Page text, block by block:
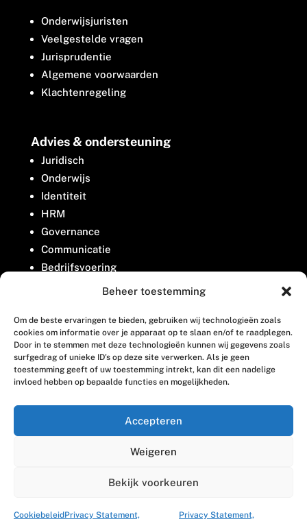
Beheer toestemming
Om de beste ervaringen te bieden, gebruiken wij technologieën zoals
cookies om informatie over je apparaat op te slaan en/of te raadplegen.
Door in te stemmen met deze technologieën kunnen wij gegevens zoals
surfgedrag of unieke ID's op deze site verwerken. Als je geen
toestemming geeft of uw toestemming intrekt, kan dit een nadelige
invloed hebben op bepaalde functies en mogelijkheden.
Accepteren
Weigeren
Bekijk voorkeuren
CookiebeleidPrivacy Statement, Privacy Statement,
Onderwijsjuristen
Veelgestelde vragen
Jurisprudentie
Algemene voorwaarden
Klachtenregeling
Advies & ondersteuning
Juridisch
Onderwijs
Identiteit
HRM
Governance
Communicatie
Bedrijfsvoering
Belangenbehartiging
Contact
Houttuinlaan 8
3447 GM Woerden